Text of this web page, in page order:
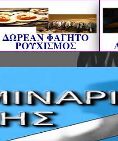
ΔΩΡΕΑΝ ΦΑΓΗΤΟ
ΡΟΥΧΙΣΜΟΣ